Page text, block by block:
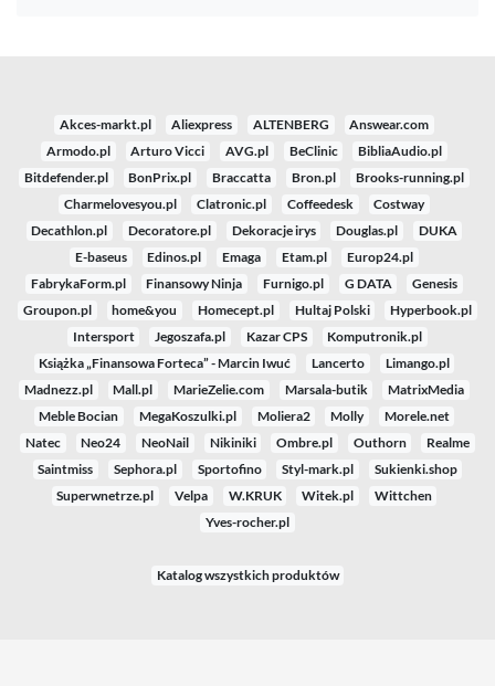
Akces-markt.pl Aliexpress ALTENBERG
Answear.com
Armodo.pl
Arturo Vicci AVG.pl BeClinic
BibliaAudio.pl
Bitdefender.pl
BonPrix.pl Braccatta Bron.pl
Brooks-running.pl
Charmelovesyou.pl
Clatronic.pl Coffeedesk
Costway
Decathlon.pl
Decoratore.pl Dekoracje irys Douglas.pl
DUKA
E-baseus
Edinos.pl Emaga Etam.pl
Europ24.pl
FabrykaForm.pl
Finansowy Ninja Furnigo.pl G DATA
Genesis
Groupon.pl
home&you Homecept.pl Hultaj Polski
Hyperbook.pl
Intersport
Jegoszafa.pl Kazar CPS
Komputronik.pl
Książka „Finansowa Forteca” - Marcin Iwuć
Lancerto
Limango.pl
Madnezz.pl
Mall.pl MarieZelie.com Marsala-butik
MatrixMedia
Meble Bocian
MegaKoszulki.pl Moliera2 Molly
Morele.net
Natec
Neo24 NeoNail Nikiniki Ombre.pl Outhorn
Realme
Saintmiss
Sephora.pl Sportofino Styl-mark.pl
Sukienki.shop
Superwnetrze.pl
Velpa W.KRUK Witek.pl
Wittchen
Yves-rocher.pl
Katalog wszystkich produktów